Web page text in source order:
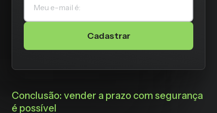
Cadastrar
Conclusão: vender a prazo com segurança
é possível